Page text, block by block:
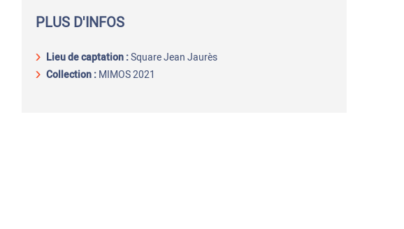
PLUS D'INFOS
Lieu de captation:Square Jean Jaurès
Collection :MIMOS 2021